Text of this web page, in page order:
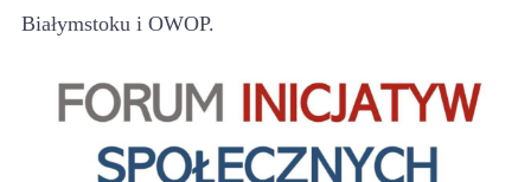
Białymstoku i OWOP.